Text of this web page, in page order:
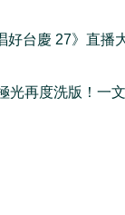
好台慶 27》直播
光再度洗版！一